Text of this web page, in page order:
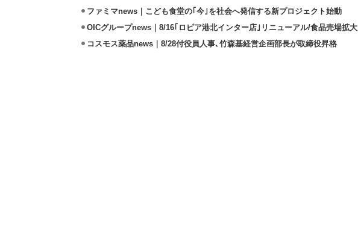
ファミマnews｜こども食堂の｢今｣を社会へ発信する新プロジェクト始動
OICグループnews｜8/16｢ロピア港北インター店｣リニューアル/食品売場拡大
コスモス薬品news｜8/28付役員人事､竹森基経営企画部長が取締役昇格